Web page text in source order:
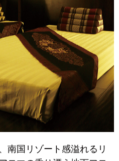
南国リゾート感溢れるリ